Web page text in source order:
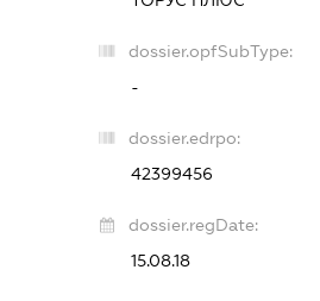
dossier.opfSubType:
-
dossier.edrpo:
42399456
dossier.regDate:
15.08.18